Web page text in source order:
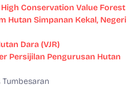
Conservation Value Forest
Hutan Simpanan Kekal, Negeri
Dara (VJR)
Persijilan Pengurusan Hutan